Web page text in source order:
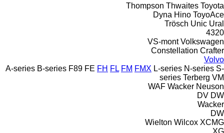
Thompson Thwaites Toyota
Dyna Hino ToyoAce
Trösch Unic Ural
4320
VS-mont Volkswagen
Constellation Crafter
Volvo
A-series B-series F89 FE FH FL FM FMX L-series N-series S-
series Terberg VM
WAF Wacker Neuson
DV DW
Wacker
DW
Wielton Wilcox XCMG
XG